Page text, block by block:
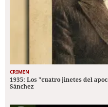
CRIMEN
1935: Los "cuatro jinetes del
Sánchez